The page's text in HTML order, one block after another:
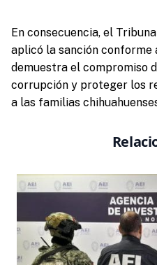
En consecuencia, el
aplicó la sanción conforme
demuestra el compromiso
corrupción y proteger los
a las familias